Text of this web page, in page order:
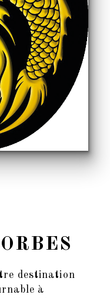
destination
à